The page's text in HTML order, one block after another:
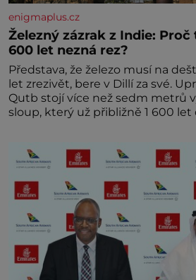
enigmaplus.cz
Železný zázrak z Indie: Proč
600 let nezná rez?
Představa, že železo musí na
let zrezivět, bere v Dillí za své.
Qutb stojí více než sedm metrů
sloup, který už přibližně 1 600 let